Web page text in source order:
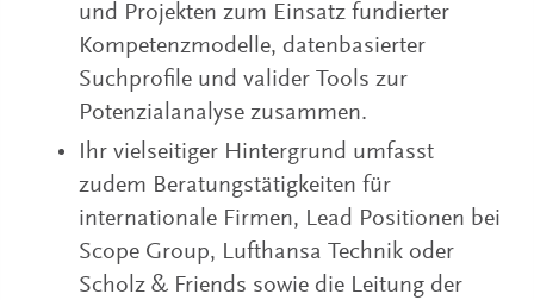
und Projekten zum Einsatz fundierter
Kompetenzmodelle, datenbasierter
Suchprofile und valider Tools zur
Potenzialanalyse zusammen.
Ihr vielseitiger Hintergrund umfasst
zudem Beratungstätigkeiten für
internationale Firmen, Lead Positionen bei
Scope Group, Lufthansa Technik oder
Scholz & Friends sowie die Leitung der